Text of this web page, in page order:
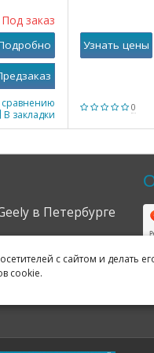
с сайтом и делать
cookie.
Под заказ
В закладки
сравнению 0
Узнать цены
в Петербурге